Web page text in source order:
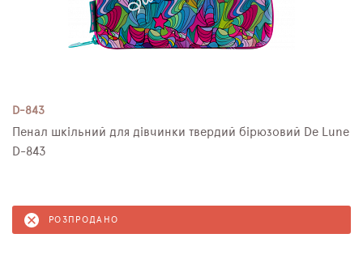
D-843
Пенал шкільний для дівчинки твердий бірюзовий De Lune
D-843
РОЗПРОДАНО